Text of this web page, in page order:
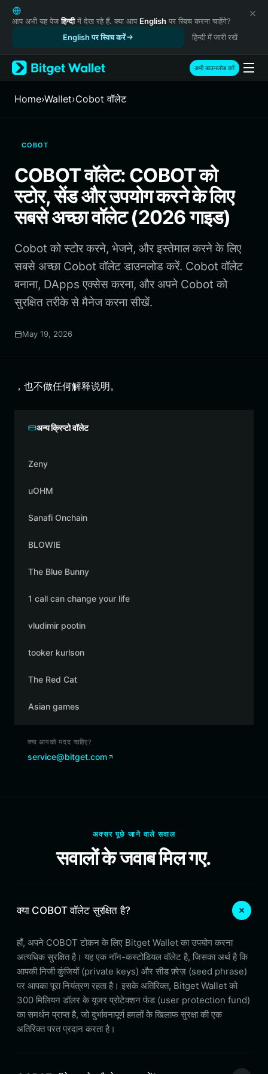
English
日本語
Русский
Español (Latinoamérica)
Türkçe
Italiano
繁體中文
Português (Portugal)
Bahasa Indonesia
ภาษาไทย
Português (Brasil)
Español (Argentina)
आप अभी यह पेजहिन्दीमें देख रहे हैं. क्या आप English पर स्विच करना चाहेंगे?
English पर स्विच करें
हिन्दी में जारी रखें
अभी डाउनलोड करें
Home›Wallet›Cobot वॉलेट
COBOT
COBOT वॉलेट: COBOT को
स्टोर, सेंड और उपयोग करने के लिए
सबसे अच्छा वॉलेट (2026 गाइड)
Cobot को स्टोर करने, भेजने, और इस्तेमाल करने के लिए
सबसे अच्छा Cobot वॉलेट डाउनलोड करें. Cobot वॉलेट
बनाना, DApps एक्सेस करना, और अपने Cobot को
सुरक्षित तरीके से मैनेज करना सीखें.
May 19, 2026
，也不做任何解释说明。
अन्य क्रिप्टो वॉलेट
Zeny
uOHM
Sanafi Onchain
BLOWIE
The Blue Bunny
1 call can change your life
vludimir pootin
tooker kurlson
The Red Cat
Asian games
क्या आपको मदद चाहिए?
service@bitget.com
अक्सर पूछे जाने वाले सवाल
सवालों के जवाब मिल गए.
क्या COBOT वॉलेट सुरक्षित है?
हाँ, अपने COBOT टोकन के लिए Bitget Wallet का उपयोग करना
अत्यधिक सुरक्षित है। यह एक नॉन-कस्टोडियल वॉलेट है, जिसका अर्थ है कि
आपकी निजी कुंजियों (private keys) और सीड फ़्रेज़ (seed phrase)
पर आपका पूरा नियंत्रण रहता है। इसके अतिरिक्त, Bitget Wallet को
300 मिलियन डॉलर के यूजर प्रोटेक्शन फंड (user protection fund)
का समर्थन प्राप्त है, जो दुर्भावनापूर्ण हमलों के खिलाफ सुरक्षा की एक
अतिरिक्त परत प्रदान करता है।